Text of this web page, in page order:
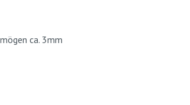
ca. 3mm